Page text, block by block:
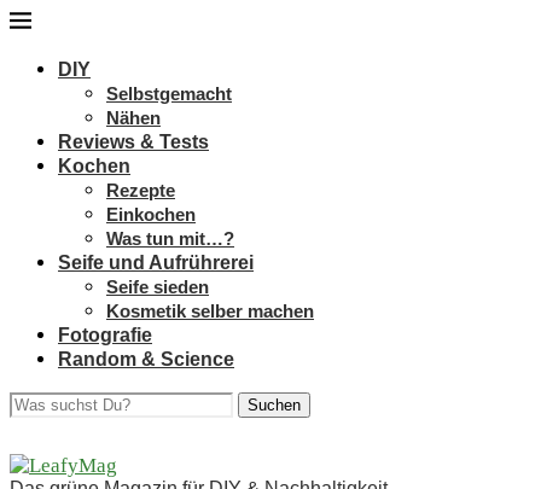
DIY
Selbstgemacht
Nähen
Reviews & Tests
Kochen
Rezepte
Einkochen
Was tun mit…?
Seife und Aufrührerei
Seife sieden
Kosmetik selber machen
Fotografie
Random & Science
Suchen